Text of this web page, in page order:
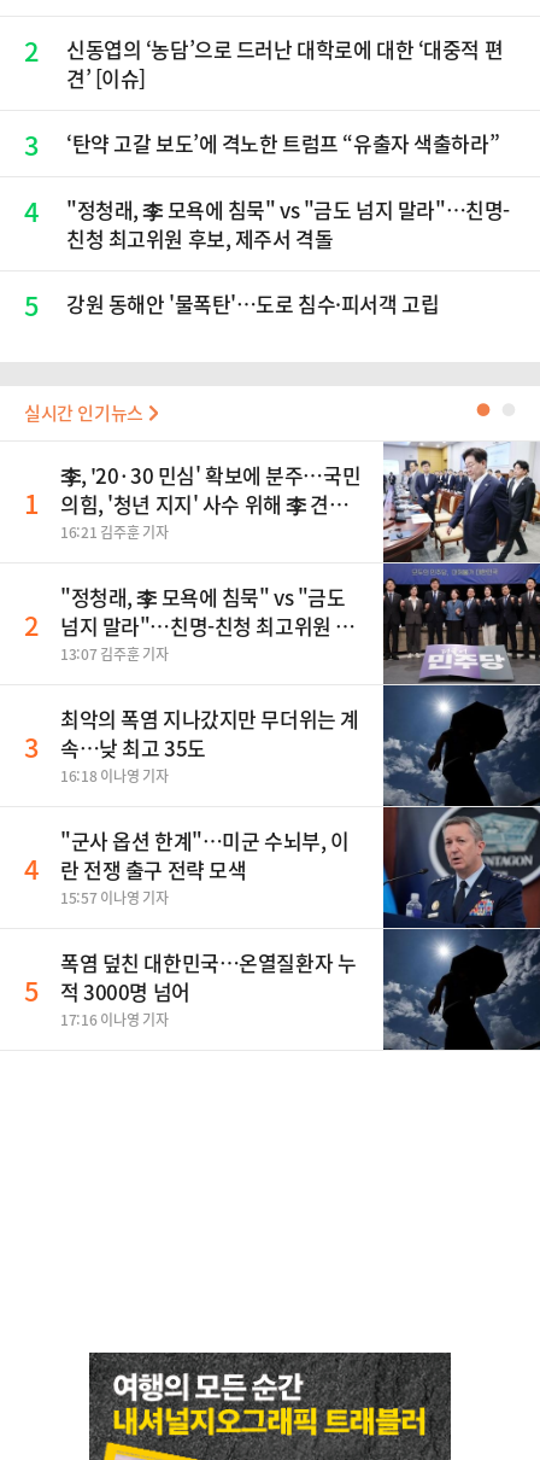
2
신동엽의 ‘농담’으로 드러난 대학로에 대한 ‘대중적 편
견’ [이슈]
3 ‘탄약 고갈 보도’에 격노한 트럼프 “유출자 색출하라”
4
"정청래, 李 모욕에 침묵" vs "금도 넘지 말라"…친명-
친청 최고위원 후보, 제주서 격돌
5 강원 동해안 '물폭탄'…도로 침수·피서객 고립
실시간 인기뉴스 ●
1
李, '20·30 민심' 확보에 분주…국민
의힘, '청년 지지' 사수 위해 李 견제
사활
16:21 김주훈 기자
2
"정청래, 李 모욕에 침묵" vs "금도
넘지 말라"…친명-친청 최고위원 후
보, 제주서 격돌
13:07 김주훈 기자
3
최악의 폭염 지나갔지만 무더위는 계
속…낮 최고 35도
16:18 이나영 기자
4
"군사 옵션 한계"…미군 수뇌부, 이
란 전쟁 출구 전략 모색
15:57 이나영 기자
5
폭염 덮친 대한민국…온열질환자 누
적 3000명 넘어
17:16 이나영 기자